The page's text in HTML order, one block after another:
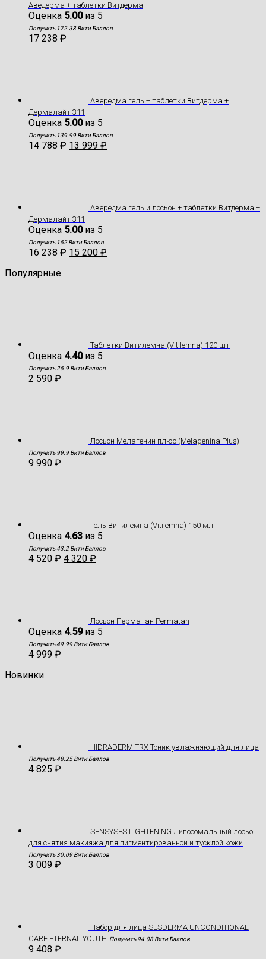
Аведерма + таблетки Витдерма
Оценка 5.00из 5
Получить 172.38 Вити Баллов
17 238 ₽
Авередма гель + таблетки Витдерма +
Дермалайт 311
Оценка 5.00из 5
Получить 139.99 Вити Баллов
14 788₽ 13 999 ₽
Авередма гель и лосьон + таблетки Витдерма +
Дермалайт 311
Оценка 5.00из 5
Получить 152 Вити Баллов
16 238₽ 15 200 ₽
Популярные
Таблетки Витилемна (Vitilemna) 120 шт
Оценка 4.40из 5
Получить 25.9 Вити Баллов
2 590 ₽
Лосьон Мелагенин плюс (Melagenina Plus)
Получить 99.9 Вити Баллов
9 990 ₽
Гель Витилемна (Vitilemna) 150 мл
Оценка 4.63 из 5
Получить 43.2 Вити Баллов
4 520₽ 4 320 ₽
Лосьон Перматан Permatan
Оценка 4.59из 5
Получить 49.99 Вити Баллов
4 999 ₽
Новинки
HIDRADERM TRX Тоник увлажняющий для лица
Получить 48.25 Вити Баллов
4 825 ₽
SENSYSES LIGHTENING Липосомальный лосьон
для снятия макияжа для пигментированной и тусклой кожи
Получить 30.09 Вити Баллов
3 009 ₽
Hабор для лица SESDERMA UNCONDITIONAL
CARE ETERNAL YOUTH Получить 94.08 Вити Баллов
9 408 ₽